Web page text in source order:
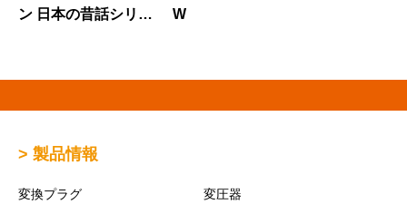
ン 日本の昔話シリー
W
> 製品情報
変換プラグ 変圧器